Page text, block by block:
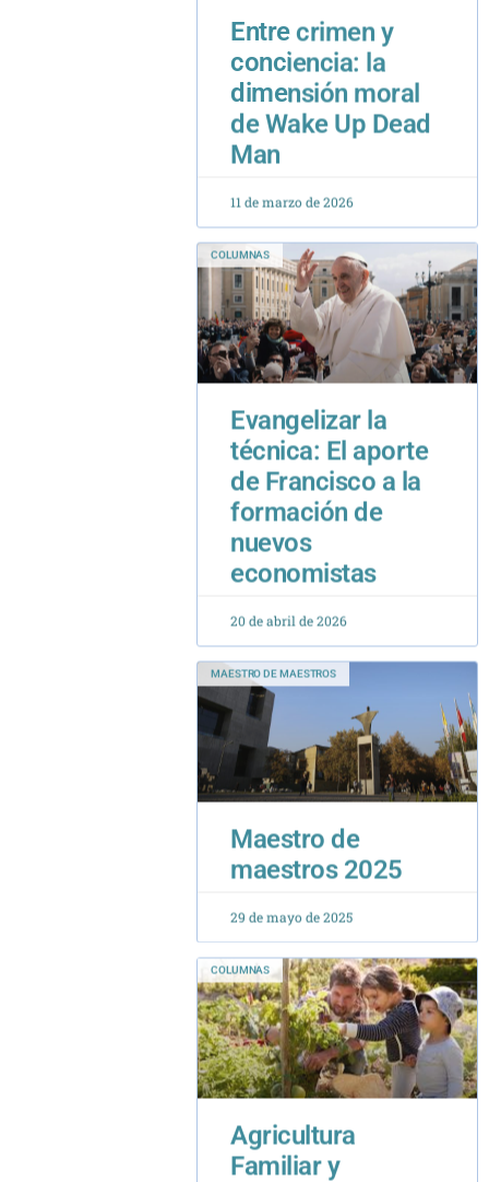
dimensión moral
de Wake Up Dead
Man
11 de marzo de 2026
COLUMNAS
Evangelizar la
de Francisco a la
formación de
nuevos
economistas
20 de abril de 2026
MAESTRO DE MAESTROS
Maestro de
29 de mayo de 2025
COLUMNAS
Agricultura
Sostenibilidad